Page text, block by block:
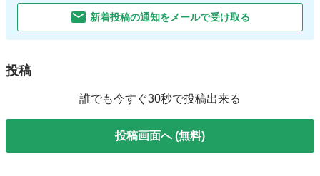
新着投稿の通知をメールで受け取る
投稿
誰でも今すぐ30秒で投稿出来る
投稿画面へ (無料)